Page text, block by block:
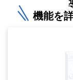
機能を